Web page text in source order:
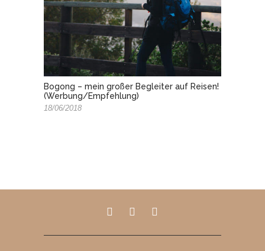
Bogong – mein großer Begleiter auf Reisen!
(Werbung/Empfehlung)
18/06/2018